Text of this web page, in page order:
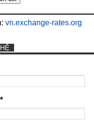
vn.exchange-rates.org
*